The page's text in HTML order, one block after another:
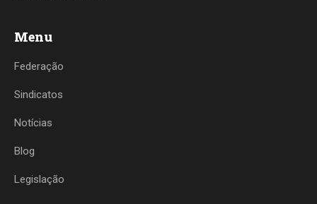
Menu
Federação
Sindicatos
Notícias
Blog
Legislação